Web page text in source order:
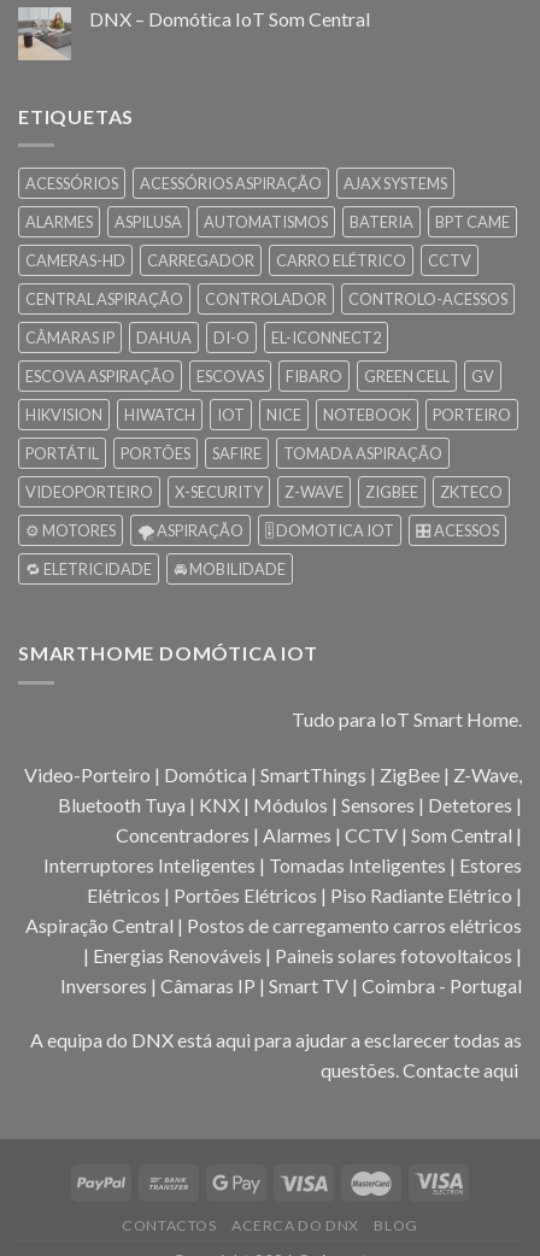
DNX – Domótica IoT Som Central
ETIQUETAS
ACESSÓRIOS ACESSÓRIOS ASPIRAÇÃO
AJAX SYSTEMS
ALARMES
ASPILUSA AUTOMATISMOS BATERIA
BPT CAME
CAMERAS-HD
CARREGADOR CARRO ELÉTRICO
CCTV
CENTRAL ASPIRAÇÃO
CONTROLADOR
CONTROLO-ACESSOS
CÂMARAS IP
DAHUA DI-O
EL-ICONNECT2
ESCOVA ASPIRAÇÃO
ESCOVAS FIBARO GREEN CELL
GV
HIKVISION
HIWATCH IOT NICE NOTEBOOK
PORTEIRO
PORTÁTIL
PORTÕES SAFIRE
TOMADA ASPIRAÇÃO
VIDEOPORTEIRO
X-SECURITY Z-WAVE ZIGBEE
ZKTECO
⚙️ MOTORES
🌪️ ASPIRAÇÃO 🎚️ DOMOTICA IOT
🎛️ ACESSOS
🔁 ELETRICIDADE
🚘 MOBILIDADE
SMARTHOME DOMÓTICA IOT
Tudo para IoT Smart Home.
Video-Porteiro | Domótica | SmartThings | ZigBee | Z-Wave,
Bluetooth Tuya | KNX | Módulos | Sensores | Detetores |
Concentradores | Alarmes | CCTV | Som Central |
Interruptores Inteligentes | Tomadas Inteligentes | Estores
Elétricos | Portões Elétricos | Piso Radiante Elétrico |
Aspiração Central | Postos de carregamento carros elétricos
| Energias Renováveis | Paineis solares fotovoltaicos |
Inversores | Câmaras IP | Smart TV | Coimbra - Portugal
A equipa do DNX está aqui para ajudar a esclarecer todas as
questões.Contacte aqui
CONTACTOS ACERCA DO DNX BLOG